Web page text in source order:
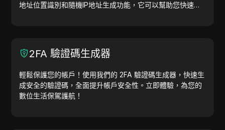
地址位置識別和隨機IP地址生成功能，它可以幫助您快速生
2FA 驗證碼生成器
輕鬆保護您的帳戶！使用我們的 2FA 驗證碼生成器，快速生
成安全的驗證碼，全面提升帳戶安全性。立即體驗，為您的
數位生活保駕護航！